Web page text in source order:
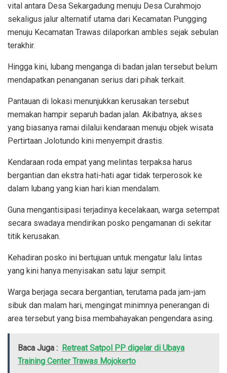
vital antara Desa Sekargadung menuju Desa Curahmojo
sekaligus jalur alternatif utama dari Kecamatan Pungging
menuju Kecamatan Trawas dilaporkan ambles sejak sebulan
terakhir.
Hingga kini, lubang menganga di badan jalan tersebut belum
mendapatkan penanganan serius dari pihak terkait.
Pantauan di lokasi menunjukkan kerusakan tersebut
memakan hampir separuh badan jalan. Akibatnya, akses
yang biasanya ramai dilalui kendaraan menuju objek wisata
Pertirtaan Jolotundo kini menyempit drastis.
Kendaraan roda empat yang melintas terpaksa harus
bergantian dan ekstra hati-hati agar tidak terperosok ke
dalam lubang yang kian hari kian mendalam.
Guna mengantisipasi terjadinya kecelakaan, warga setempat
secara swadaya mendirikan posko pengamanan di sekitar
titik kerusakan.
Kehadiran posko ini bertujuan untuk mengatur lalu lintas
yang kini hanya menyisakan satu lajur sempit.
Warga berjaga secara bergantian, terutama pada jam-jam
sibuk dan malam hari, mengingat minimnya penerangan di
area tersebut yang bisa membahayakan pengendara asing.
Baca Juga : Retreat Satpol PP digelar di Ubaya
Training Center Trawas Mojokerto